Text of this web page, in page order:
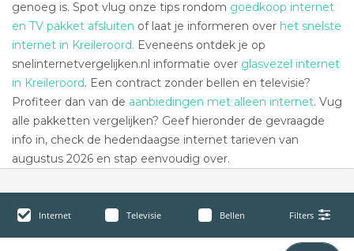
genoeg is. Spot vlug onze tips rondom goedkoop internet
en TV pakket afsluiten of laat je informeren over het snelste
internet in Kreileroord. Eveneens ontdek je op
snelinternetvergelijken.nl informatie over glasvezel internet
in Kreileroord. Een contract zonder bellen en televisie?
Profiteer dan van de aanbiedingen met alleen internet. Vug
alle pakketten vergelijken? Geef hieronder de gevraagde
info in, check de hedendaagse internet tarieven van
augustus 2026 en stap eenvoudig over.
Internet Televisie Bellen Filters